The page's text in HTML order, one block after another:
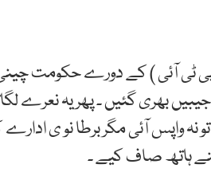
ٹی آئی ) کے دورے حکومت چینی